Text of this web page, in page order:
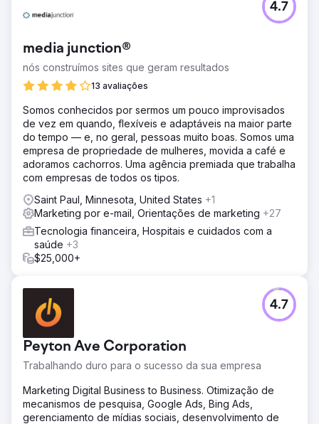
media junction®
nós construímos sites que geram resultados
13 avaliações
4.7
Somos conhecidos por sermos um pouco improvisados
de vez em quando, flexíveis e adaptáveis na maior parte
do tempo — e, no geral, pessoas muito boas. Somos uma
empresa de propriedade de mulheres, movida a café e
adoramos cachorros. Uma agência premiada que trabalha
com empresas de todos os tipos.
Saint Paul, Minnesota, United States +1
Marketing por e-mail, Orientações de marketing +27
Tecnologia financeira, Hospitais e cuidados com a
saúde +3
$25,000+
Peyton Ave Corporation
Trabalhando duro para o sucesso da sua empresa
4.7
Marketing Digital Business to Business. Otimização de
mecanismos de pesquisa, Google Ads, Bing Ads,
gerenciamento de mídias sociais, desenvolvimento de